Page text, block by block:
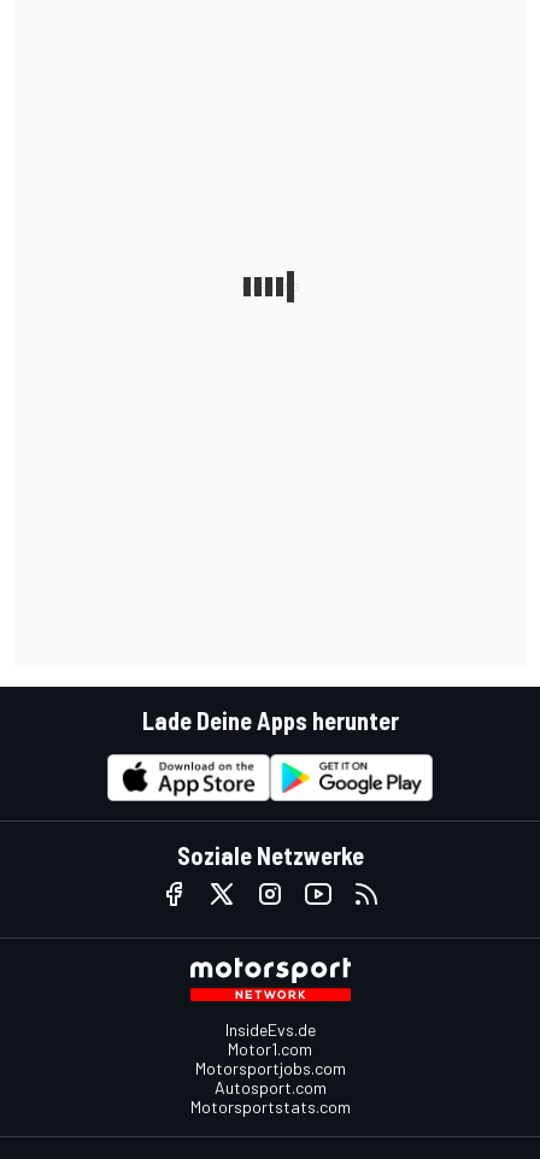
Lade Deine Apps herunter
Soziale Netzwerke
InsideEvs.de
Motor1.com
Motorsportjobs.com
Autosport.com
Motorsportstats.com